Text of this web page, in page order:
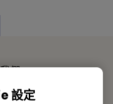
設定
們
詢 · 售後服務